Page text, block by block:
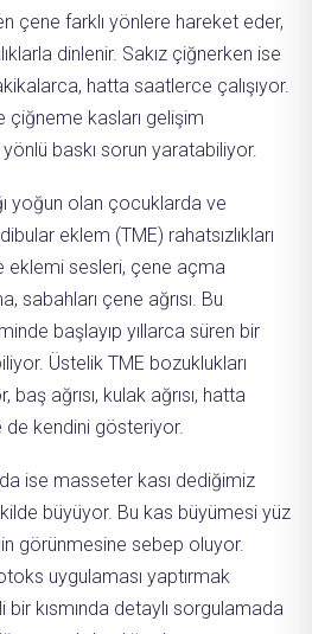
çene farklı yönlere hareket eder,
dinlenir. Sakız çiğnerken ise
hatta saatlerce çalışıyor.
kasları gelişim
baskı sorun yaratabiliyor.
yoğun olan çocuklarda ve
eklem (TME) rahatsızlıkları
eklemi sesleri, çene açma
sabahları çene ağrısı. Bu
başlayıp yıllarca süren bir
Üstelik TME bozuklukları
ağrısı, kulak ağrısı, hatta
kendini gösteriyor.
ise masseter kası dediğimiz
büyüyor. Bu kas büyümesi yüz
görünmesine sebep oluyor.
uygulaması yaptırmak
kısmında detaylı sorgulamada